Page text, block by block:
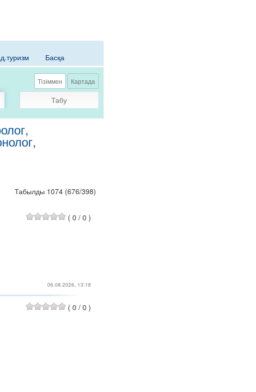
Басқа
Тізіммен Картада
Табу
Табылды 1074 (676/398)
( 0 / 0 )
06.08.2026, 13:18
( 0 / 0 )